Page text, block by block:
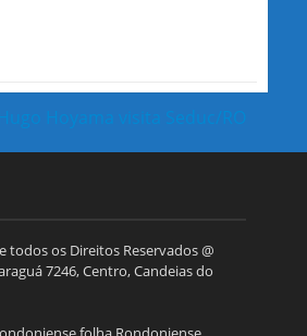
Hoyama visita Seduc/RO
todos os Direitos Reservados @
7246, Centro, Candeias do